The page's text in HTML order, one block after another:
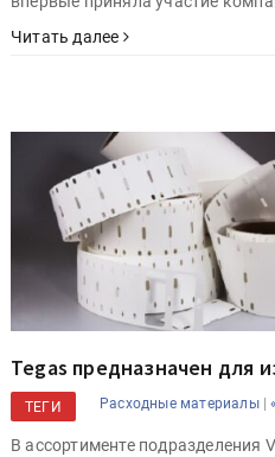
Читать далее
Tegas предназначен для
ТЕГИ Расходные материалы|
В ассортименте подразделения